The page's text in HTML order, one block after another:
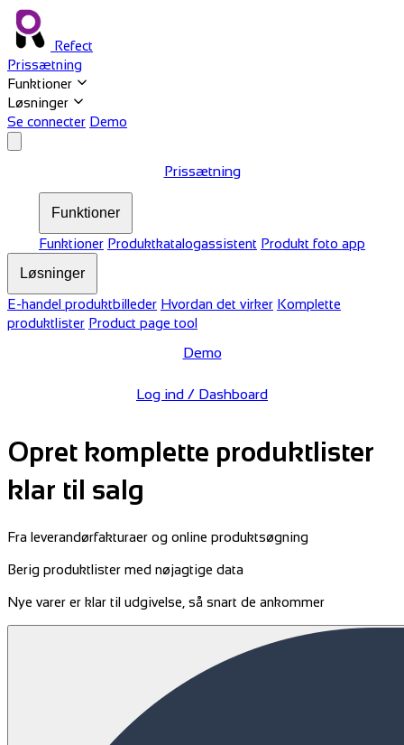
Refect
Prissætning
Funktioner
Løsninger
Se connecter Demo
Prissætning
Funktioner
Funktioner Produktkatalogassistent Produkt foto app
Løsninger
E-handel produktbilleder Hvordan det virker Komplette
produktlister Product page tool
Demo
Log ind / Dashboard
Opret komplette produktlister
klar til salg
Fra leverandørfakturaer og online produktsøgning
Berig produktlister med nøjagtige data
Nye varer er klar til udgivelse, så snart de ankommer